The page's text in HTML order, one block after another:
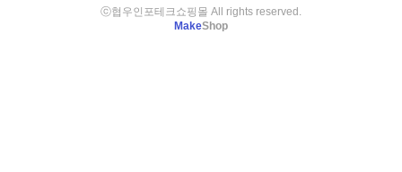
ⓒ협우인포테크쇼핑몰 All rights reserved.
MakeShop